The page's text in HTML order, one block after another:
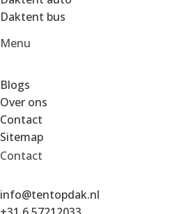
Daktent bus
Menu
Blogs
Over ons
Contact
Sitemap
Contact
info@tentopdak.nl